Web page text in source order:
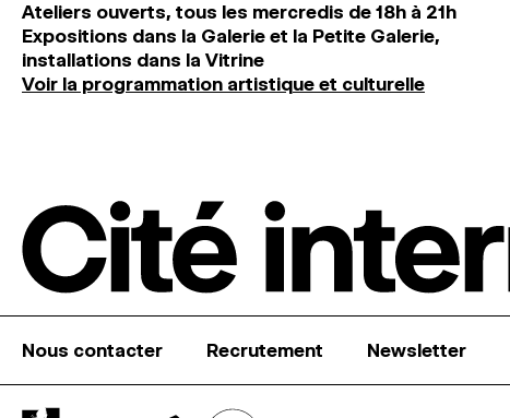
Ateliers ouverts, tous les mercredis de 18h à 21h
Expositions dans la Galerie et la Petite Galerie,
installations dans la Vitrine
Voir la programmation artistique et culturelle
Nous contacter Recrutement Newsletter